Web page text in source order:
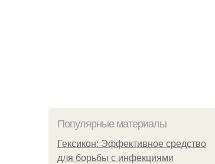
Популярные материалы
Гексикон: Эффективное средство
для борьбы с инфекциями